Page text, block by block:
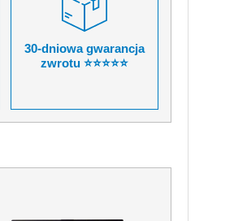
30-dniowa gwarancja
zwrotu ⭐⭐⭐⭐⭐